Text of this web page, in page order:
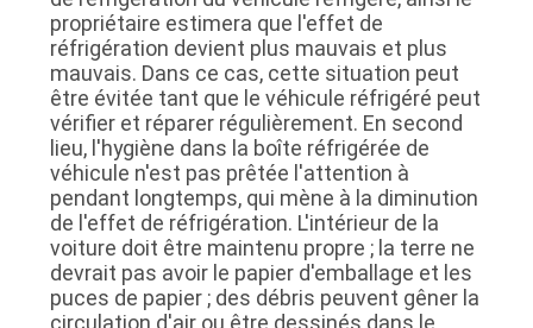
LES
AFFAIRES
PLAN
SITE
POLITIQUE
propriétaire estimera que l'effet de
réfrigération devient plus mauvais et plus
mauvais. Dans ce cas, cette situation peut
être évitée tant que le véhicule réfrigéré peut
vérifier et réparer régulièrement. En second
lieu, l'hygiène dans la boîte réfrigérée de
véhicule n'est pas prêtée l'attention à
pendant longtemps, qui mène à la diminution
de l'effet de réfrigération. L'intérieur de la
voiture doit être maintenu propre ; la terre ne
devrait pas avoir le papier d'emballage et les
puces de papier ; des débris peuvent gêner la
circulation d'air ou être dessinés dans le